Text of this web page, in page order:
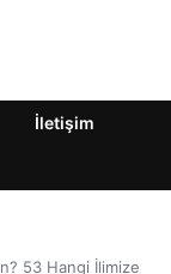
İletişim
53 Hangi İlimize